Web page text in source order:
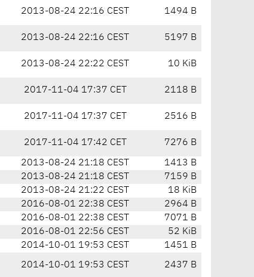
2013-08-24 22:16 CEST 1494 B
2013-08-24 22:16 CEST 5197 B
2013-08-24 22:22 CEST 10 KiB
2017-11-04 17:37 CET 2118 B
2017-11-04 17:37 CET 2516 B
2017-11-04 17:42 CET 7276 B
2013-08-24 21:18 CEST
1413 B
2013-08-24 21:18 CEST
7159 B
2013-08-24 21:22 CEST
18 KiB
2016-08-01 22:38 CEST
2964 B
2016-08-01 22:38 CEST
7071 B
2016-08-01 22:56 CEST
52 KiB
2014-10-01 19:53 CEST
1451 B
2014-10-01 19:53 CEST 2437 B